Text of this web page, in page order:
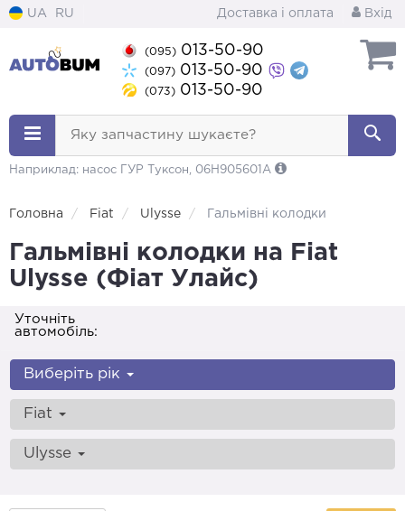
UA RU Доставка і оплата Вхід
(095) 013-50-90
(097) 013-50-90
(073) 013-50-90
Яку запчастину шукаєте?
Наприклад: насос ГУР Туксон, 06H905601A
Головна Fiat Ulysse Гальмівні колодки
Гальмівні колодки на Fiat
Ulysse (Фіат Улайс)
Уточніть
автомобіль:
Виберіть рік
Fiat
Ulysse